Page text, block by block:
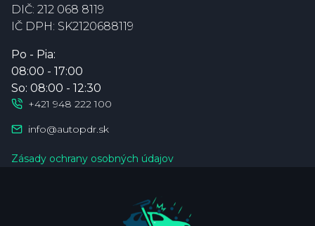
DIČ: 212 068 8119
IČ DPH: SK2120688119
Po - Pia:
08:00 - 17:00
So: 08:00 - 12:30
+421 948 222 100
info@autopdr.sk
Zásady ochrany osobných údajov